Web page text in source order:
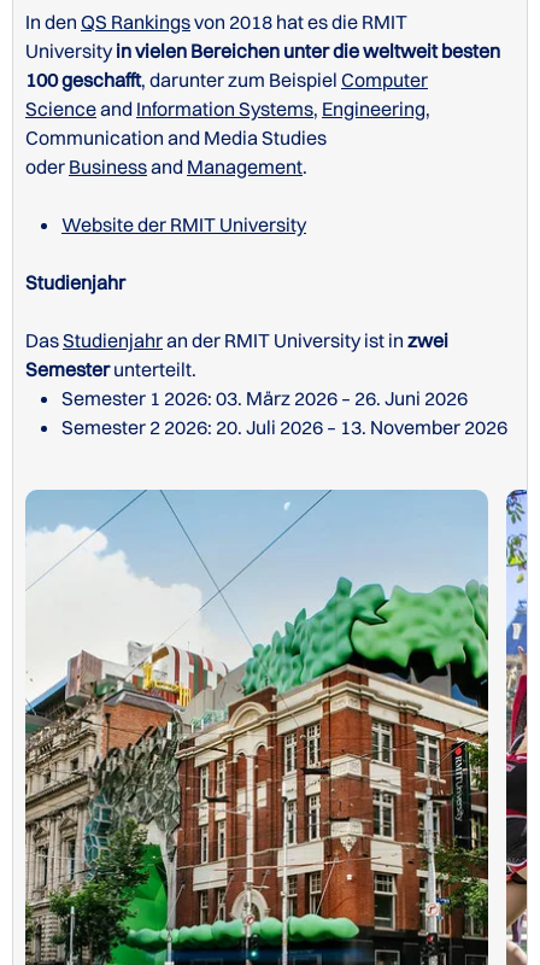
In den QS Rankingsvon 2018 hat es die RMIT
University in vielen Bereichen unter die weltweit besten
100 geschafft, darunter zum Beispiel Computer
Scienceand Information Systems, Engineering,
Communication and Media Studies
oder Businessand Management.
Website der RMIT University
Studienjahr
DasStudienjahran der RMIT University ist in zwei
Semester unterteilt.
Semester 1 2026: 03. März 2026 – 26. Juni 2026
Semester 2 2026: 20. Juli 2026 – 13. November 2026